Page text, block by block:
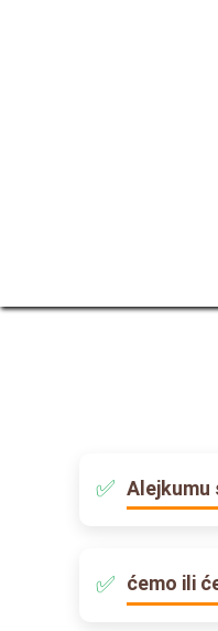
Alejkumu
ćemo ili